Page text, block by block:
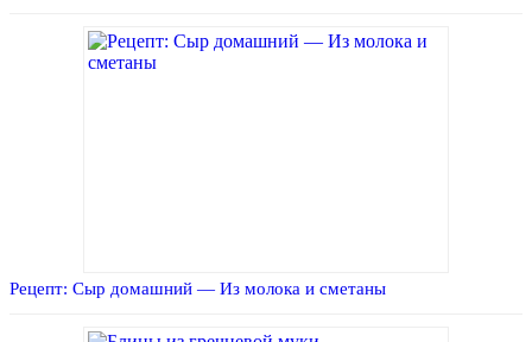
Рецепт: Сыр домашний — Из молока и сметаны